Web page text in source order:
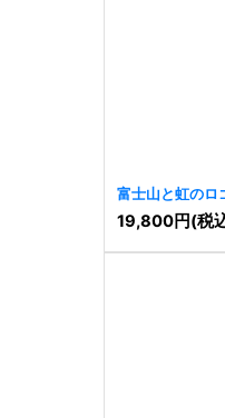
富士山と虹のロ
19,800円(税